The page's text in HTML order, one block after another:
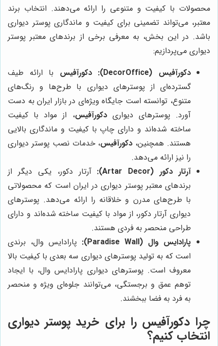
محصولات با کیفیت و متنوعی را ارائه می‌دهند. انتخاب برند
معتبر، می‌تواند تضمینی برای کیفیت و ماندگاری پوستر دیواری
باشد. در این بخش، به معرفی برخی از برندهای معتبر پوستر
دیواری می‌پردازیم:
دکورآفیس (DecorOffice)
: دکورآفیس با ارائه طیف
گسترده‌ای از پوسترهای دیواری با طرح‌ها و رنگ‌های
متنوع، توانسته است جایگاه ویژه‌ای در بازار ایران به دست
آورد. پوسترهای دیواریدکورآفیس، از مواد با کیفیت
ساخته شده‌اند و دارای چاپ با کیفیت و ماندگاری بالایی
هستند. همچنین، دکورآفیس، خدمات نصب پوستر دیواری
را نیز ارائه می‌دهد.
آرتار دکور (Artar Decor):
آرتار دکور، یکی دیگر از
برندهای معتبر پوستر دیواری در ایران است که محصولاتی
با طرح‌های مدرن و خلاقانه را ارائه می‌دهد. پوسترهای
دیواری آرتار دکور، از مواد با کیفیت ساخته شده‌اند و دارای
طراحی منحصر به فردی هستند.
پارادایس وال (Paradise Wall):
پارادایس وال، برندی
است که به تولید پوسترهای دیواری سه بعدی با کیفیت بالا
معروف است. پوسترهای دیواری پارادایس وال، با ایجاد
توهم عمق و برجستگی، می‌توانند جلوه‌ای ویژه و منحصر
به فرد به فضا ببخشند.
چرا دکورآفیس را برای خرید پوستر دیواری
انتخاب کنیم؟